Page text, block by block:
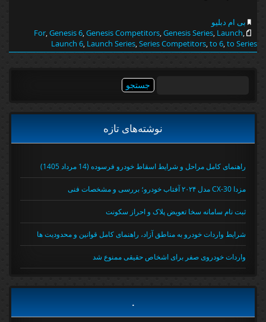
بی ام دبلیو
For,Genesis 6,Genesis Competitors,Genesis Series,Launch
Launch 6,Launch Series,Series Competitors, to 6, to Series
نوشته‌های تازه
راهنمای کامل مراحل و شرایط اسقاط خودرو فرسوده (14 مرداد 1405)
مزدا CX-30 مدل ۲۰۲۴ آفتاب خودرو؛ بررسی و مشخصات فنی
ثبت نام سامانه سخا تعویض پلاک و احراز سکونت
شرایط واردات خودرو به مناطق آزاد، راهنمای کامل قوانین و محدودیت ها
واردات خودروی صفر برای اشخاص حقیقی ممنوع شد